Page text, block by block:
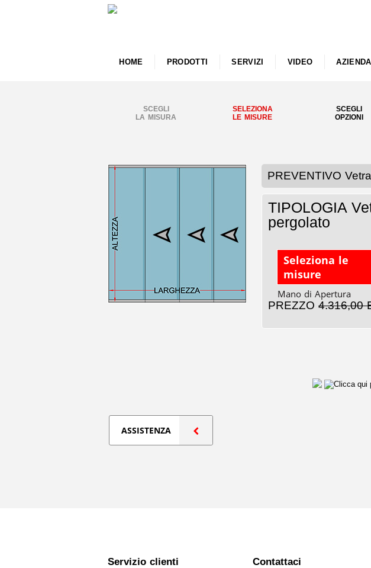
HOME PRODOTTI SERVIZI VIDEO AZIENDA
SCEGLI
LA MISURA
SELEZIONA
LE MISURE
SCEGLI
OPZIONI
PREVENTIVO
TIPOLOGIA
pergolato
Seleziona le
misure
Mano di Apertura
PREZZO4.316,00
ASSISTENZA
Servizio clienti
Contattaci